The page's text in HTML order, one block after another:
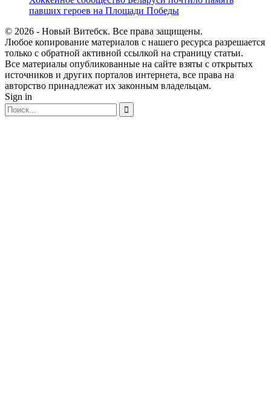
павших героев на Площади Победы
© 2026 - Новый Витебск. Все права защищены.
Любое копирование материалов с нашего ресурса разрешается
только с обратной активной ссылкой на страницу статьи.
Все материалы опубликованные на сайте взяты с открытых
источников и других порталов интернета, все права на
авторство принадлежат их законным владельцам.
Sign in